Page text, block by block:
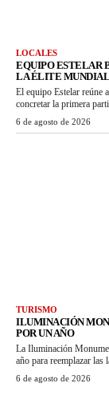
LOCALES
EQUIPO ESTELAR
LA ÉLITE
El equipo Estelar reúne
concretar la primera
6 de agosto de 2026
TURISMO
ILUMINACIÓN
POR UN AÑO
La Iluminación
año para reemplazar las
6 de agosto de 2026